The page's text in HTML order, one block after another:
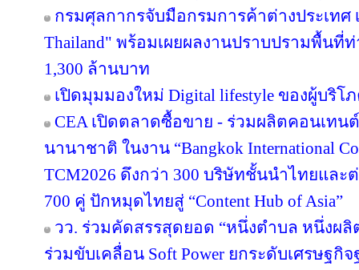
กรมศุลกากรจับมือกรมการค้าต่างประเทศ
Thailand" พร้อมเผยผลงานปราบปรามพื้นที่
1,300 ล้านบาท
เปิดมุมมองใหม่ Digital lifestyle ของผู้บริโ
CEA เปิดตลาดซื้อขาย - ร่วมผลิตคอนเทน
นานาชาติ ในงาน “Bangkok International
TCM2026 ดึงกว่า 300 บริษัทชั้นนำไทยและ
700 คู่ ปักหมุดไทยสู่ “Content Hub of Asia”
วว. ร่วมคัดสรรสุดยอด “หนึ่งตำบล หนึ่งผ
ร่วมขับเคลื่อน Soft Power ยกระดับเศรษฐกิ